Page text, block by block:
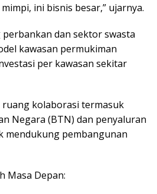
ini bisnis besar,” ujarnya.
perbankan dan sektor swasta
kawasan permukiman
per kawasan sekitar
kolaborasi termasuk
Negara (BTN) dan penyaluran
mendukung pembangunan
Masa Depan: